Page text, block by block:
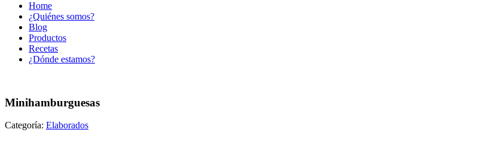
Home
¿Quiénes somos?
Blog
Productos
Recetas
¿Dónde estamos?
Minihamburguesas
Categoría: Elaborados